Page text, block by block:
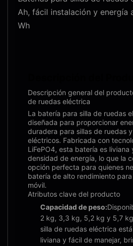
Ah, fácil instalación y energía
Wh
Descripción general del
de ruedas eléctrica
La batería para silla de ruedas
diseñada para proporcionar
duradera para sillas de ruedas
eléctricos. Fabricada con
LiFePO4, esta batería es liviana
densidad de energía, lo que la
opción perfecta para quienes
batería de alto rendimiento
móvil.
Atributos clave del producto
Capacidad de peso:
2 kg, 3,3 kg, 5,2 kg y 5,7
silla de ruedas eléctrica
liviana y fácil de manejar,